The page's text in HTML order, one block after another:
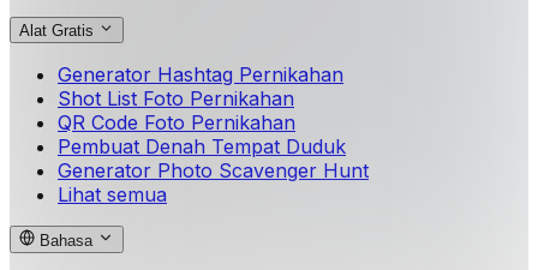
Alat Gratis
Generator Hashtag Pernikahan
Shot List Foto Pernikahan
QR Code Foto Pernikahan
Pembuat Denah Tempat Duduk
Generator Photo Scavenger Hunt
Lihat semua
Bahasa